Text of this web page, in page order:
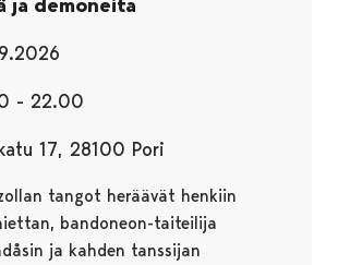
ja demoneita
- 22.00
17, 28100 Pori
tangot heräävät henkiin
bandoneon-taiteilija
ja kahden tanssijan